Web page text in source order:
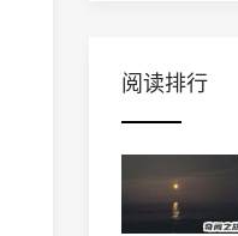
阅读排行